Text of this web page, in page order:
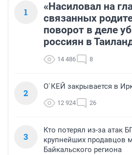
1
«Насиловал на
связанных
поворот в деле
россиян в
14 486 8
2
О`КЕЙ закрывается в
12 924 26
3
Кто потерял из-за атак
крупнейших продавцов
Байкальского региона